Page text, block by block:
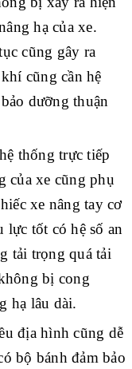
hạ của xe.
cũng gây ra
cũng cần hệ
dưỡng thuận
thống trực tiếp
của xe cũng phụ
xe nâng tay cơ
lực tốt có hệ số an
tải trọng quá tải
bị cong
hạ lâu dài.
địa hình cũng dễ
bộ bánh đảm bảo